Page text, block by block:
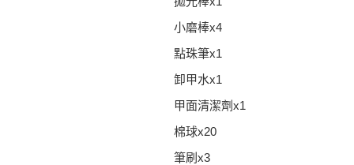
小磨棒x4
點珠筆x1
卸甲水x1
甲面清潔劑x1
棉球x20
筆刷x3